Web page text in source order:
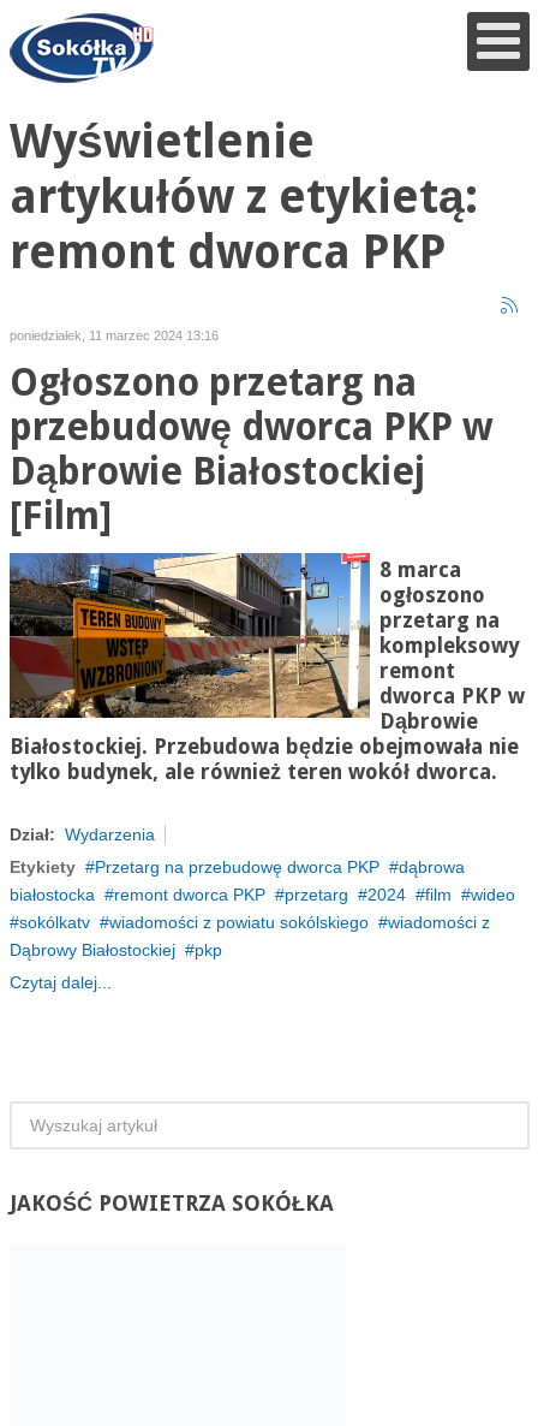
Wyświetlenie
artykułów z etykietą:
remont dworca PKP
poniedziałek, 11 marzec 2024 13:16
Ogłoszono przetarg na
przebudowę dworca PKP w
Dąbrowie Białostockiej
[Film]
8 marca
ogłoszono
przetarg na
kompleksowy
remont
dworca PKP w
Dąbrowie
Białostockiej. Przebudowa będzie obejmowała nie
tylko budynek, ale również teren wokół dworca.
Dział: Wydarzenia
Etykiety
Przetarg na przebudowę dworca PKP
dąbrowa
białostocka
remont dworca PKP przetarg 2024 film
wideo
sokólkatv
wiadomości z powiatu sokólskiego
wiadomości z
Dąbrowy Białostockiej
pkp
Czytaj dalej...
JAKOŚĆPOWIETRZA SOKÓŁKA